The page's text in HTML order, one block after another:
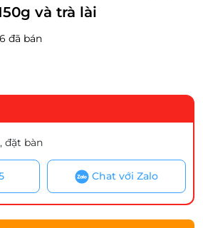
và trà lài
6 đã bán
đặt bàn
Chat với Zalo